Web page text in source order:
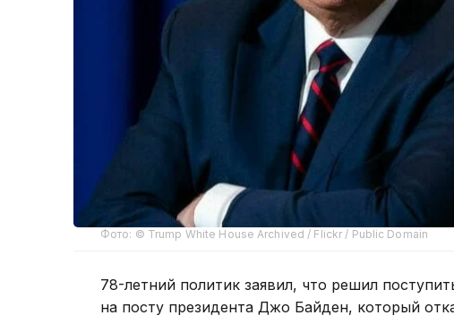
Фото: © Trump White House Archived / Flickr / Public Domain
78-летний политик заявил, что решил
на посту президента Джо Байден, который